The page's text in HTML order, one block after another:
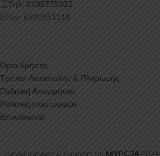
Τηλ: 2105775322
Κιν: 6982551118
Όροι Χρήσης
Τρόποι Αποστολής & Πληρωμής
Πολιτική Απορρήτου
Πολιτική επιστροφών
Επικοινωνία
Development & Support by MYPC242024